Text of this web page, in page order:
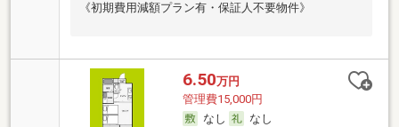
《初期費用減額プラン有・保証人不要物件》
6.50万円
管理費15,000円
なし
なし